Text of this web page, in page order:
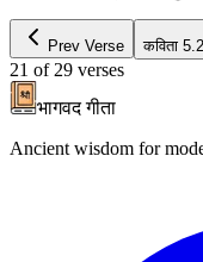
Prev Verse कविता
21 of 29 verses
भागवद गीता
Ancient wisdom for